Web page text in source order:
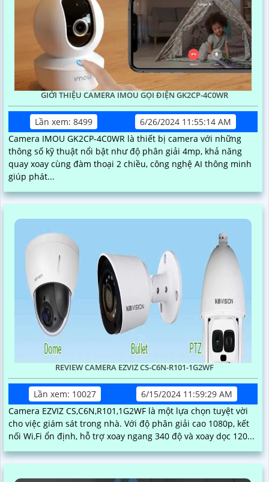
GIỚI THIỆU CAMERA IMOU GỌI ĐIỆN GK2CP-4C0WR
Lần xem: 8499
6/26/2024 11:55:14 AM
Camera IMOU GK2CP-4C0WR là thiết bị camera với những
thông số kỹ thuật nổi bật như độ phân giải 4mp, khả năng
quay xoay cùng đàm thoại 2 chiều, công nghệ AI thông minh
giúp phát...
REVIEW CAMERA EZVIZ CS-C6N-R101-1G2WF
Lần xem: 10027
6/15/2024 11:59:29 AM
Camera EZVIZ CS,C6N,R101,1G2WF là một lựa chọn tuyệt vời
cho việc giám sát trong nhà. Với độ phân giải cao 1080p, kết
nối Wi,Fi ổn định, hỗ trợ xoay ngang 340 độ và xoay dọc 120...